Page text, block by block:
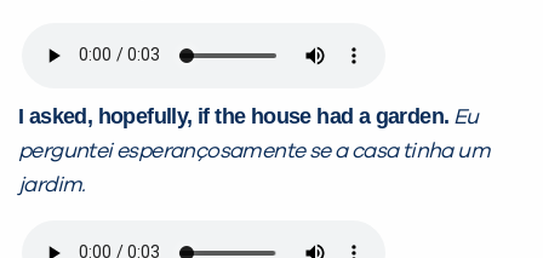
I asked, hopefully, if the house had a garden. Eu
perguntei esperançosamente se a casa tinha um
jardim.